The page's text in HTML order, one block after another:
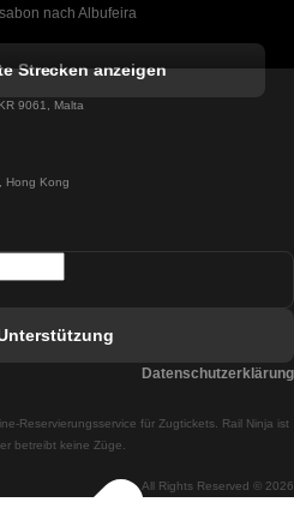
nach Albufeira
nach Lagos
nach Madrid
nach Braga
nach Lissabon
Strecken anzeigen
9061, Malta
Hong Kong
All Rights Reserved © 2026
Reservierungsservice für Zugtickets. Rail Ninja ist
betreibt keine Züge.
Datenschutzerklärung